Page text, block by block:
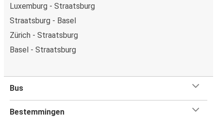
Luxemburg - Straatsburg
Straatsburg - Basel
Zürich - Straatsburg
Basel - Straatsburg
Bus
Bestemmingen